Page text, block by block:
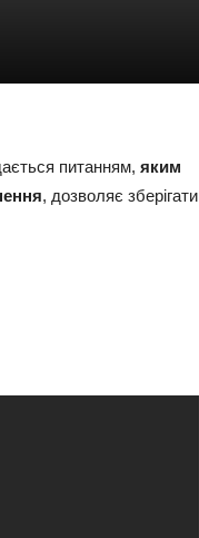
питанням, яким
, дозволяє зберігати